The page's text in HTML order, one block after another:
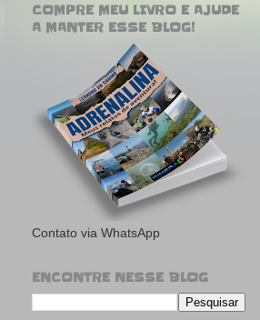
COMPRE MEU LIVRO E AJUDE
A MANTER ESSE BLOG!
Contato via WhatsApp
ENCONTRE NESSE BLOG